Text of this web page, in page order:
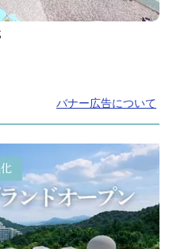
バナー広告について